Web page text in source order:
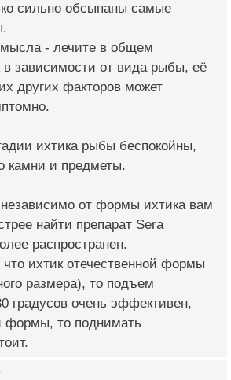
сильно обсыпаны самые
- лечите в общем
в зависимости от вида рыбы, её
других факторов может
ихтика рыбы беспокойны,
камни и предметы.
от формы ихтика вам
найти препарат Sera
распространен.
ихтик отечественной формы
размера), то подъем
градусов очень эффективен,
формы, то поднимать